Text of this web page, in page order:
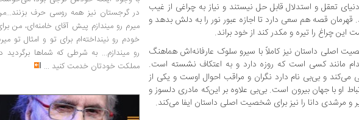
دنیای تعقل و استدلال قابل حل نیستند و نیاز به چراغی از غیب
قهرمان قصه هم سعی دارد تا اجازه عبور نور را به دلش بدهد و
چراغ را تیره و مکدر کند از خود براند.
اصلی داستان نیز کاملاً با سیرو سلوک عارفانه‌اش هماهنگ
مانند کسی است که روزه‌ دارد و به اعتکاف نشسته است.
می‌کند و بی‌بی نام دارد نگران و مراقب احوال اوست و یکی از
او با جهان بیرون است. بی‌بی علاوه بر این‌که مادری دلسوز و
مرشدی دانا را نیز برای شخصیت اصلی داستان ایفا می‌کند.
در گرجستان نیز همه روسی حرف
میرم رو میندازم پیش آقای خامنه‌ای، من
خودم رو نینداخته‌ام برای تو و امثال تو
رو میندازم... به شرطی که شماها برگردید
مملکت خودتان خدمت کنید ...